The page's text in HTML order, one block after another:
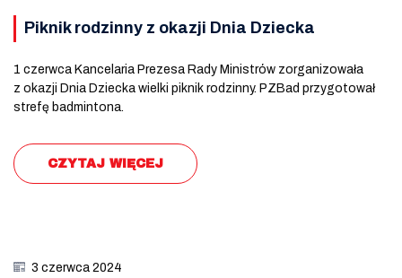
Piknik rodzinny z okazji Dnia Dziecka
1 czerwca Kancelaria Prezesa Rady Ministrów zorganizowała
z okazji Dnia Dziecka wielki piknik rodzinny. PZBad przygotował
strefę badmintona.
CZYTAJ WIĘCEJ
3 czerwca 2024